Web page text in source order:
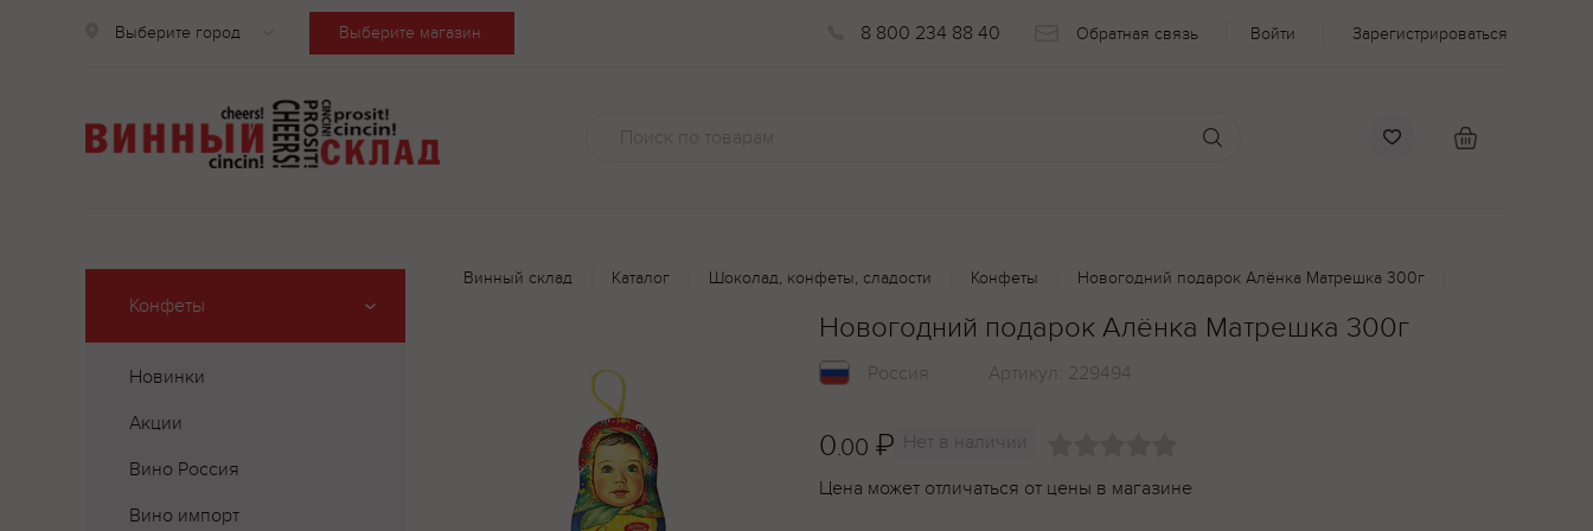
Выберите город Выберите магазин 8 800 234 88 40 Обратная связь Войти Зарегистрироваться
Конфеты
Новинки
Акции
Вино Россия
Вино импорт
Винный склад Каталог Шоколад, конфеты, сладости Конфеты Новогодний подарок Алёнка Матрешка 300г
Новогодний подарок Алёнка Матрешка 300г
Россия Артикул: 229494
0.00 ₽ Нет в наличии
Цена может отличаться от цены в магазине